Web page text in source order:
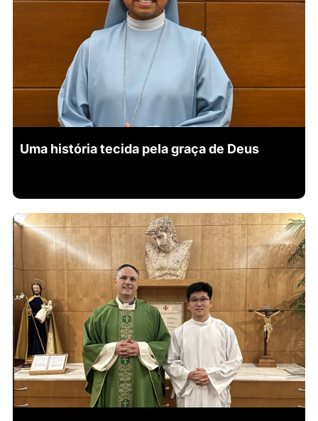
Uma história tecida pela graça de Deus